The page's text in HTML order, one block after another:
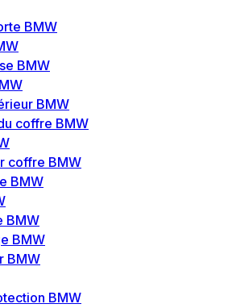
BMW
BMW
BMW
coffre BMW
coffre BMW
BMW
BMW
BMW
BMW
BMW